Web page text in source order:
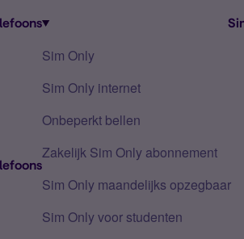
Sim Only
Sim Only internet
Onbeperkt bellen
Zakelijk Sim Only abonnement
Sim Only maandelijks opzegbaar
Sim Only voor studenten